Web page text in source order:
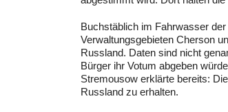
Buchstäblich im Fahrwasser
Verwaltungsgebieten Cherson
Russland. Daten sind nicht
Bürger ihr Votum abgeben
Stremousow erklärte bereits:
Russland zu erhalten.